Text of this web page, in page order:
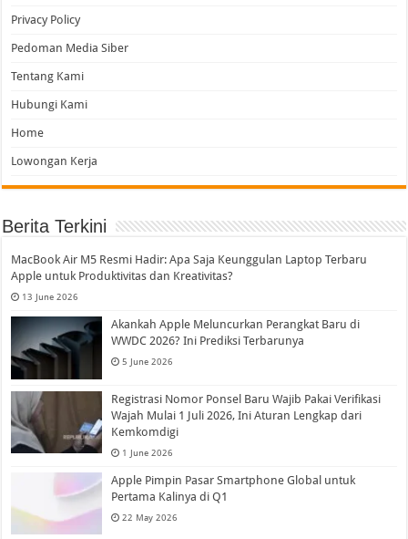
Privacy Policy
Pedoman Media Siber
Tentang Kami
Hubungi Kami
Home
Lowongan Kerja
Berita Terkini
MacBook Air M5 Resmi Hadir: Apa Saja Keunggulan Laptop Terbaru
Apple untuk Produktivitas dan Kreativitas?
13 June 2026
Akankah Apple Meluncurkan Perangkat Baru di
WWDC 2026? Ini Prediksi Terbarunya
5 June 2026
Registrasi Nomor Ponsel Baru Wajib Pakai Verifikasi
Wajah Mulai 1 Juli 2026, Ini Aturan Lengkap dari
Kemkomdigi
1 June 2026
Apple Pimpin Pasar Smartphone Global untuk
Pertama Kalinya di Q1
22 May 2026